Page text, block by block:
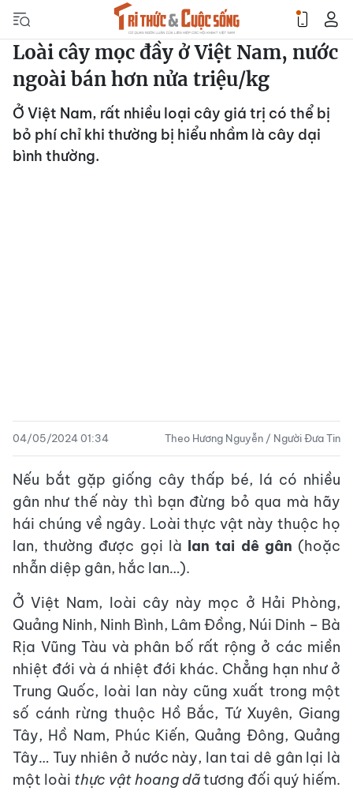
Loài cây mọc đầy ở Việt Nam, nước
ngoài bán hơn nửa triệu/kg
Ở Việt Nam, rất nhiều loại cây giá trị có thể bị
bỏ phí chỉ khi thường bị hiểu nhầm là cây dại
bình thường.
04/05/2024 01:34 Theo Hương Nguyễn / Người Đưa Tin
Nếu bắt gặp giống cây thấp bé, lá có nhiều
gân như thế này thì bạn đừng bỏ qua mà hãy
hái chúng về ngây. Loài thực vật này thuộc họ
lan, thường được gọi là lan tai dê gân (hoặc
nhẫn diệp gân, hắc lan…).
Ở Việt Nam, loài cây này mọc ở Hải Phòng,
Quảng Ninh, Ninh Bình, Lâm Đồng, Núi Dinh – Bà
Rịa Vũng Tàu và phân bố rất rộng ở các miền
nhiệt đới và á nhiệt đới khác. Chẳng hạn như ở
Trung Quốc, loài lan này cũng xuất trong một
số cánh rừng thuộc Hồ Bắc, Tứ Xuyên, Giang
Tây, Hồ Nam, Phúc Kiến, Quảng Đông, Quảng
Tây… Tuy nhiên ở nước này, lan tai dê gân lại là
một loài thực vật hoang dãtương đối quý hiếm.